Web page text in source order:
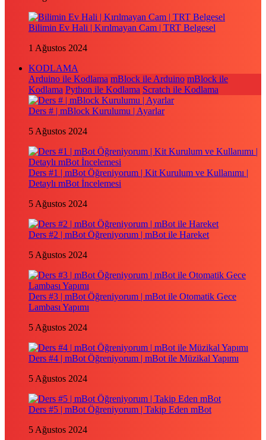
Bilimin Ev Hali | Kırılmayan Cam | TRT Belgesel
1 Ağustos 2024
KODLAMA
Arduino ile Kodlama mBlock ile Arduino mBlock ile
Kodlama Python ile Kodlama Scratch ile Kodlama
Ders # | mBlock Kurulumu | Ayarlar
5 Ağustos 2024
Ders #1 | mBot Öğreniyorum | Kit Kurulum ve Kullanımı |
Detaylı mBot İncelemesi
5 Ağustos 2024
Ders #2 | mBot Öğreniyorum | mBot ile Hareket
5 Ağustos 2024
Ders #3 | mBot Öğreniyorum | mBot ile Otomatik Gece
Lambası Yapımı
5 Ağustos 2024
Ders #4 | mBot Öğreniyorum | mBot ile Müzikal Yapımı
5 Ağustos 2024
Ders #5 | mBot Öğreniyorum | Takip Eden mBot
5 Ağustos 2024